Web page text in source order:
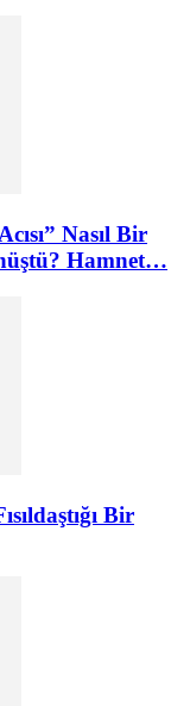
Nasıl Bir
Hamnet…
Bir